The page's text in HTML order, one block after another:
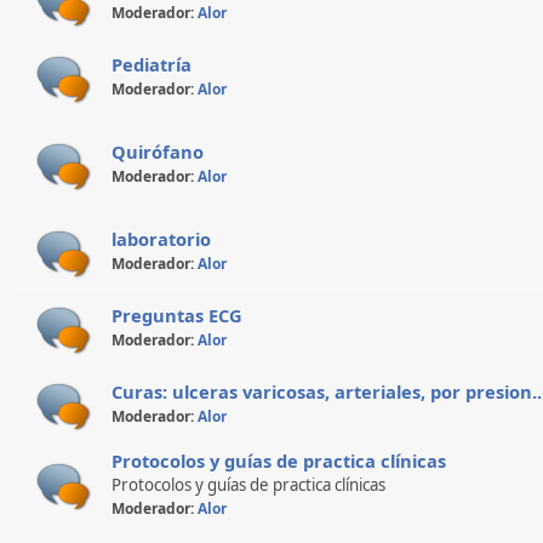
Moderador:Alor
Pediatría
Moderador:Alor
Quirófano
Moderador:Alor
laboratorio
Moderador:Alor
Preguntas ECG
Moderador:Alor
Curas: ulceras varicosas, arteriales, por
Moderador:Alor
Protocolos y guías de practica clínicas
Protocolos y guías de practica clínicas
Moderador:Alor